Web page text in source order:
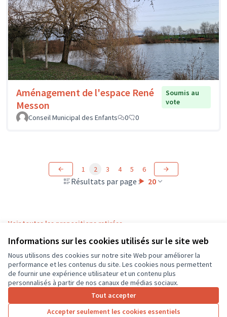
Informations sur les cookies utilisés sur le site web
Nous utilisons des cookies sur notre site Web pour améliorer la
performance et les contenus du site. Les cookies nous permettent
de fournir une expérience utilisateur et un contenu plus
personnalisés à partir de nos canaux de médias sociaux.
Tout accepter
Accepter seulement les cookies essentiels
Aménagement de l'espace René
Messon
Soumis au
vote
Conseil Municipal des Enfants
0 0
Résultats par page : 20
1 2 3 4 5 6
Voir toutes les propositions retirées
Conditions d'utilisation
Paramètres des cookies
CD37 sur X
(Lien externe)
CD37 sur Facebook
CD37 sur Instagram
CD37 sur YouTube
(Lien externe)